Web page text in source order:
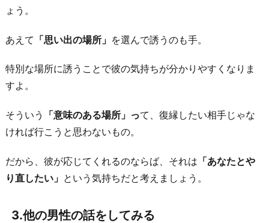
ょう。
あえて 「思い出の場所」 を選んで誘うのも手。
特別な場所に誘うことで彼の気持ちが分かりやすくなりま
すよ。
そういう 「意味のある場所」って、復縁したい相手じゃな
ければ行こうと思わないもの。
だから、彼が応じてくれるのならば、それは 「あなたとや
り直したい」 という気持ちだと考えましょう。
3.他の男性の話をしてみる